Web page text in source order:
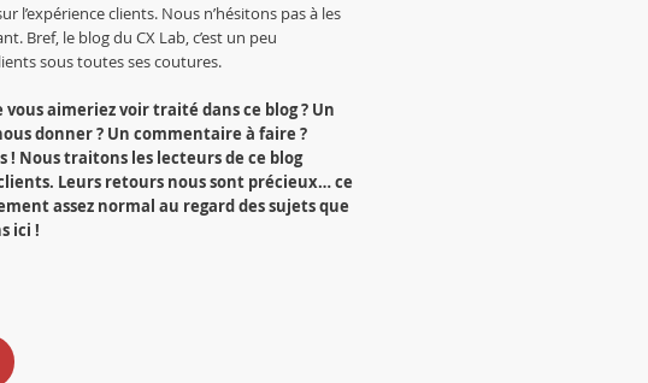
l’expérience clients. Nous n’hésitons pas à les
Bref, le blog du CX Lab, c’est un peu
sous toutes ses coutures.
vous aimeriez voir traité dans ce blog ? Un
donner ? Un commentaire à faire ?
! Nous traitons les lecteurs de ce blog
Leurs retours nous sont précieux… ce
assez normal au regard des sujets que
ici !